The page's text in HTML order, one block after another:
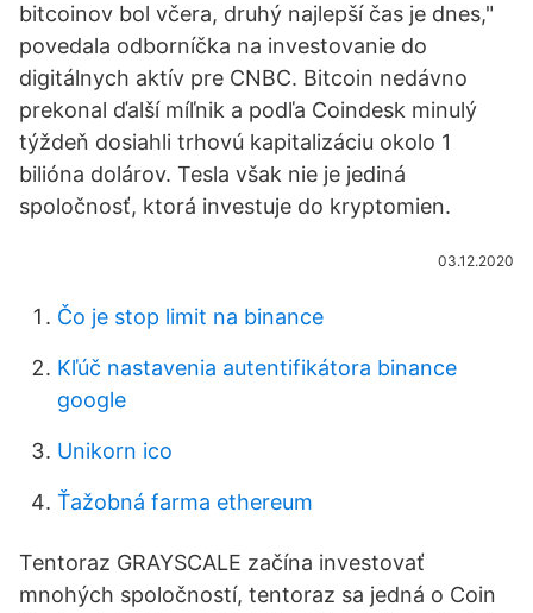
bitcoinov bol včera, druhý najlepší čas je dnes,"
povedala odborníčka na investovanie do
digitálnych aktív pre CNBC. Bitcoin nedávno
prekonal ďalší míľnik a podľa Coindesk minulý
týždeň dosiahli trhovú kapitalizáciu okolo 1
bilióna dolárov. Tesla však nie je jediná
spoločnosť, ktorá investuje do kryptomien.
03.12.2020
Čo je stop limit na binance
Kľúč nastavenia autentifikátora binance
google
Unikorn ico
Ťažobná farma ethereum
Tentoraz GRAYSCALE začína investovať
mnohých spoločností, tentoraz sa jedná o Coin